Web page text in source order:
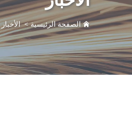
الصفحة الرئيسية>الأخبار